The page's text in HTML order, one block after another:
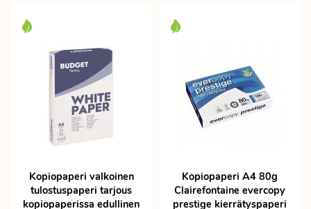
Kopiopaperi valkoinen
tulostuspaperi tarjous
kopiopaperissa edullinen
Kopiopaperi A4 80g
Clairefontaine evercopy
prestige kierrätyspaperi